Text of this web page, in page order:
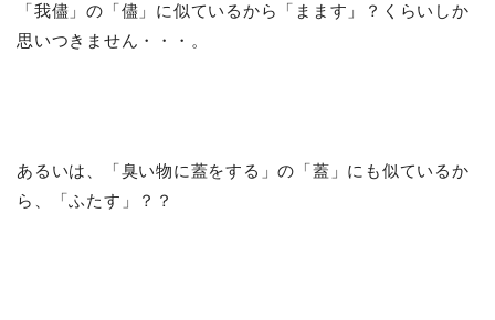
「我儘」の「儘」に似ているから「まます」？くらいしか
思いつきません・・・。
あるいは、「臭い物に蓋をする」の「蓋」にも似ているか
ら、「ふたす」？？